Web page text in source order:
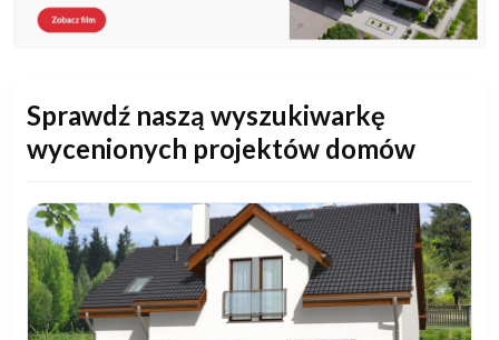
Sprawdź naszą wyszukiwarkę
wycenionych projektów domów